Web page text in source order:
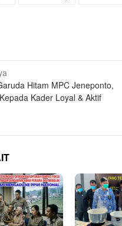
Hitam MPC Jeneponto,
Kader Loyal & Aktif